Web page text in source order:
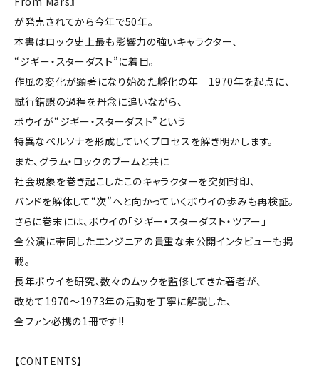
が発売されてから今年で50年。
本書はロック史上最も影響力の強いキャラクター、
“ジギー・スターダスト”に着目。
作風の変化が顕著になり始めた孵化の年＝1970年を起点に、
試行錯誤の過程を丹念に追いながら、
ボウイが“ジギー・スターダスト”という
特異なペルソナを形成していくプロセスを解き明かします。
また、グラム・ロックのブームと共に
社会現象を巻き起こしたこのキャラクターを突如封印、
バンドを解体して“次”へと向かっていくボウイの歩みも再検証。
さらに巻末には、ボウイの「ジギー・スターダスト・ツアー」
全公演に帯同したエンジニアの貴重な未公開インタビューも掲
載。
長年ボウイを研究、数々のムックを監修してきた著者が、
改めて1970～1973年の活動を丁寧に解説した、
全ファン必携の1冊です!!
【CONTENTS】